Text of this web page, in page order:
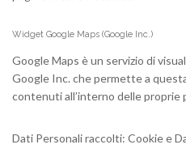
Widget Google Maps (Google Inc.)
Google Maps è un servizio di
Google Inc. che permette a
contenuti all’interno delle proprie
Dati Personali raccolti: Cookie e